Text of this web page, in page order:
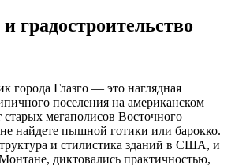
градостроительство
города Глазго — это наглядная
поселения на американском
старых мегаполисов Восточного
найдете пышной готики или барокко.
и стилистика зданий в США, и
диктовались практичностью,